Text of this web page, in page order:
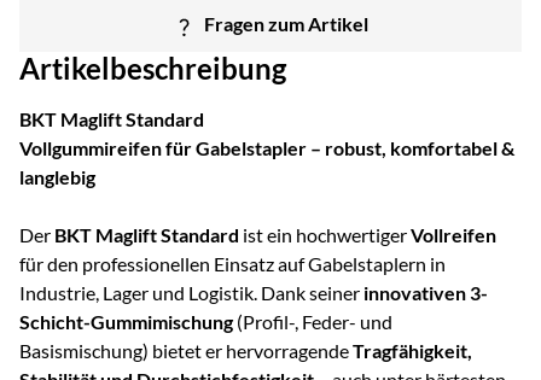
Fragen zum Artikel
Artikelbeschreibung
BKT Maglift Standard
Vollgummireifen für Gabelstapler – robust, komfortabel &
langlebig
Der BKT Maglift Standard ist ein hochwertigerVollreifen
für den professionellen Einsatz auf Gabelstaplern in
Industrie, Lager und Logistik. Dank seiner innovativen 3-
Schicht-Gummimischung(Profil-, Feder- und
Basismischung) bietet er hervorragendeTragfähigkeit,